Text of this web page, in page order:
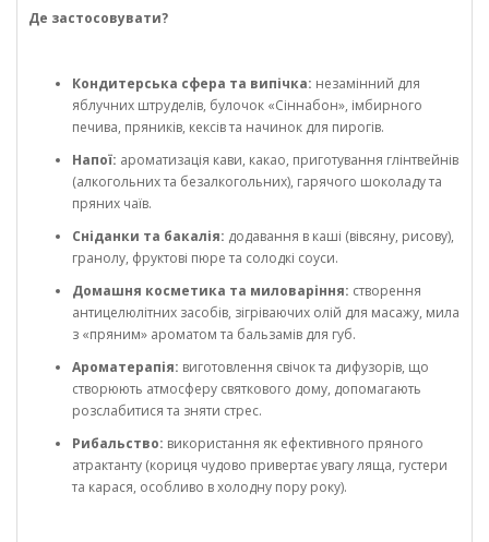
Де застосовувати?
Кондитерська сфера та випічка: незамінний для
яблучних штруделів, булочок «Сіннабон», імбирного
печива, пряників, кексів та начинок для пирогів.
Напої: ароматизація кави, какао, приготування глінтвейнів
(алкогольних та безалкогольних), гарячого шоколаду та
пряних чаїв.
Сніданки та бакалія: додавання в каші (вівсяну, рисову),
гранолу, фруктові пюре та солодкі соуси.
Домашня косметика та миловаріння: створення
антицелюлітних засобів, зігріваючих олій для масажу, мила
з «пряним» ароматом та бальзамів для губ.
Ароматерапія: виготовлення свічок та дифузорів, що
створюють атмосферу святкового дому, допомагають
розслабитися та зняти стрес.
Рибальство: використання як ефективного пряного
атрактанту (кориця чудово привертає увагу ляща, густери
та карася, особливо в холодну пору року).